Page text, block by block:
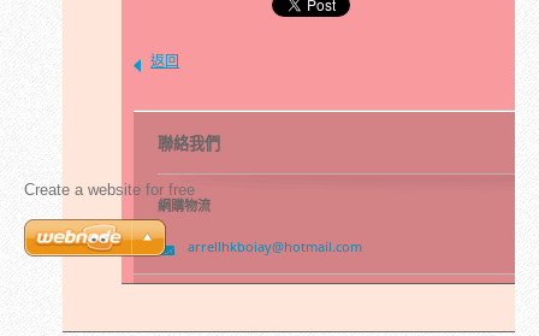
返回
聯絡我們
網購物流
arrellhkboiay@hotmail.com
Create a website for free